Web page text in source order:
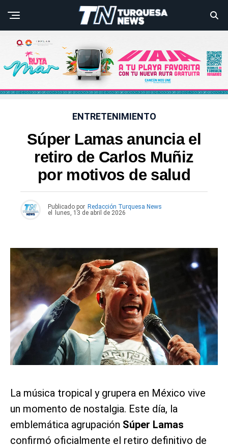
ENTRETENIMIENTO
Súper Lamas anuncia el
retiro de Carlos Muñiz
por motivos de salud
Publicado por Redacción Turquesa News
el
lunes, 13 de abril de 2026
La música tropical y grupera en México vive
un momento de nostalgia. Este día, la
emblemática agrupación Súper Lamas
confirmó oficialmente el retiro definitivo de